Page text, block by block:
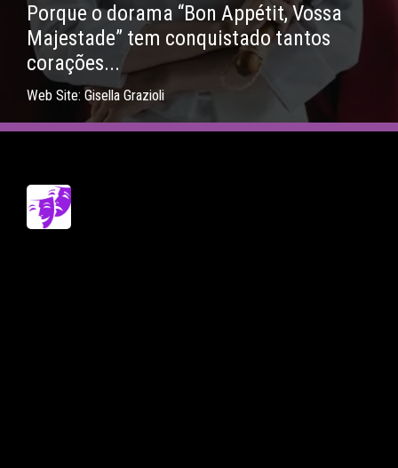
Porque o dorama “Bon Appétit, Vossa
Majestade” tem conquistado tantos
corações...
Web Site: Gisella Grazioli